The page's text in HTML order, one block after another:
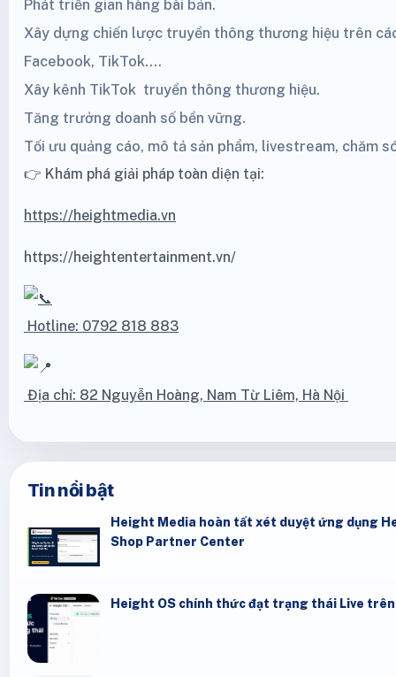
Phát triển gian hàng bài bản.
Xây dựng chiến lược truyền thông thương hiệu trên
Facebook, TikTok....
Xây kênh TikTok truyền thông thương hiệu.
Tăng trưởng doanh số bền vững.
Tối ưu quảng cáo, mô tả sản phẩm, livestream, chăm
👉 Khám phá giải pháp toàn diện tại:
https://heightmedia.vn
https://heightentertainment.vn/
Hotline: 0792 818 883
Địa chỉ: 82 Nguyễn Hoàng, Nam Từ Liêm, Hà Nội
Tin nổi bật
Height Media hoàn tất xét duyệt ứng dụng
Shop Partner Center
Height OS chính thức đạt trạng thái Live